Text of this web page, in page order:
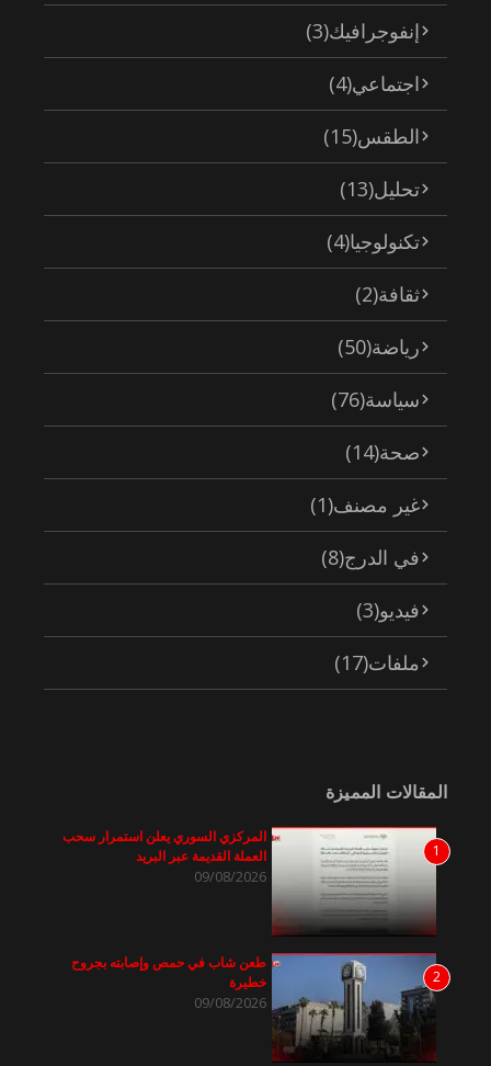
إنفوجرافيك(3)
اجتماعي(4)
الطقس(15)
تحليل(13)
تكنولوجيا(4)
ثقافة(2)
رياضة(50)
سياسة(76)
صحة(14)
غير مصنف(1)
في الدرج(8)
فيديو(3)
ملفات(17)
المقالات المميزة
1
المركزي السوري يعلن استمرار سحب
العملة القديمة عبر البريد
09/08/2026
2
طعن شاب في حمص وإصابته بجروح
خطيرة
09/08/2026